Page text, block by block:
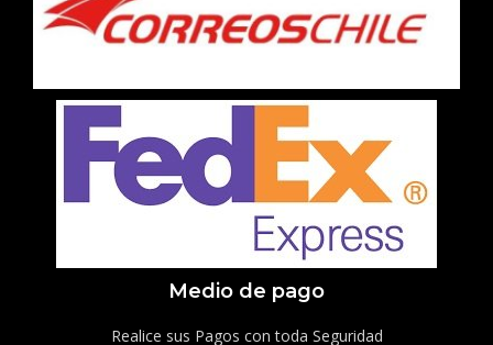
Medio de pago
Realice sus Pagos con toda Seguridad